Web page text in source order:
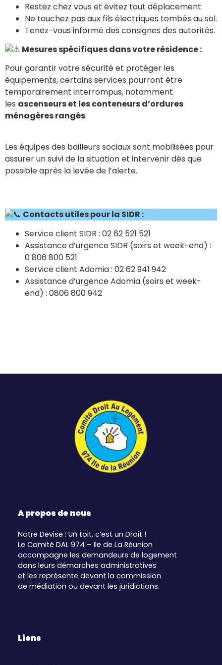
Restez chez vous et évitez tout déplacement.
Ne touchez pas aux fils électriques tombés au sol.
Tenez-vous informé des consignes des autorités.
Mesures spécifiques dans votre résidence :
Pour garantir votre sécurité et protéger les
équipements, certains services pourront être
temporairement interrompus, notamment
les ascenseurs et les conteneurs d’ordures
ménagères rangés.
Les équipes des bailleurs sociaux sont mobilisées pour
assurer un suivi de la situation et intervenir dès que
possible après la levée de l’alerte.
Contacts utiles pour la SIDR :
Service client SIDR : 02 62 521 521
Assistance d’urgence SIDR (soirs et week-end) :
0 806 800 521
Service client Adomia : 02 62 941 942
Assistance d’urgence Adomia (soirs et week-
end) : 0806 800 942
A propos de nous
Notre Devise : Un toit, c’est un Droit !
Le Comité DAL 974 – Ile de La Réunion
accompagne les demandeurs de logement
dans leurs démarches administratives
et les représente devant la commission
de médiation ou devant les juridictions.
Liens